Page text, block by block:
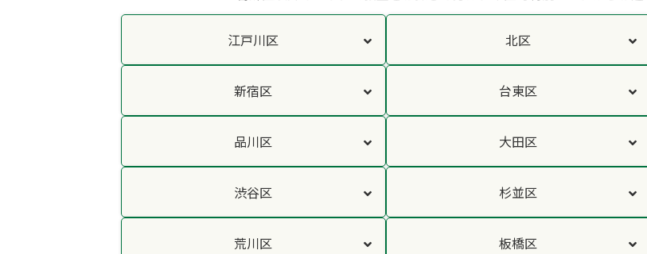
江戸川区 北区
新宿区 台東区
品川区 大田区
渋谷区 杉並区
荒川区 板橋区